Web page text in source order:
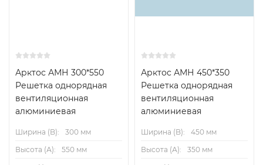
Арктос АМН 300*550
Решетка однорядная
вентиляционная
алюминиевая
Ширина (B):
300 мм
Высота (А):
550 мм
Арктос АМН 450*350
Решетка однорядная
вентиляционная
алюминиевая
Ширина (B):
450 мм
Высота (А):
350 мм